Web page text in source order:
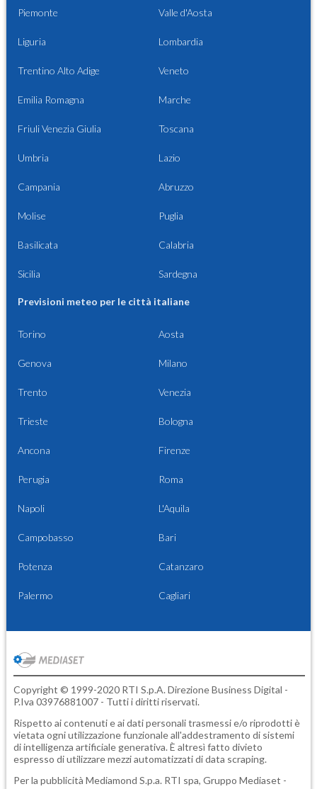
Piemonte Valle d'Aosta
Liguria Lombardia
Trentino Alto Adige Veneto
Emilia Romagna Marche
Friuli Venezia Giulia Toscana
Umbria Lazio
Campania Abruzzo
Molise Puglia
Basilicata Calabria
Sicilia Sardegna
Previsioni meteo per le città italiane
Torino Aosta
Genova Milano
Trento Venezia
Trieste Bologna
Ancona Firenze
Perugia Roma
Napoli L'Aquila
Campobasso Bari
Potenza Catanzaro
Palermo Cagliari
Copyright © 1999-2020 RTI S.p.A. Direzione Business Digital -
P.Iva 03976881007 - Tutti i diritti riservati.
Rispetto ai contenuti e ai dati personali trasmessi e/o riprodotti è
vietata ogni utilizzazione funzionale all'addestramento di sistemi
di intelligenza artificiale generativa. È altresì fatto divieto
espresso di utilizzare mezzi automatizzati di data scraping.
Per la pubblicità Mediamond S.p.a. RTI spa, Gruppo Mediaset -